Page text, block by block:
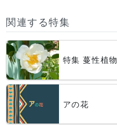
関連する特集
特集 蔓性植物
アの花